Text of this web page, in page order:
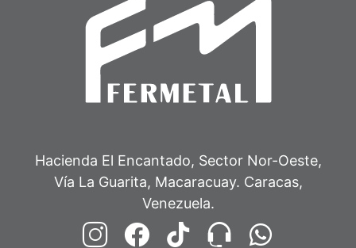
Hacienda El Encantado, Sector Nor-Oeste,
Vía La Guarita, Macaracuay. Caracas,
Venezuela.